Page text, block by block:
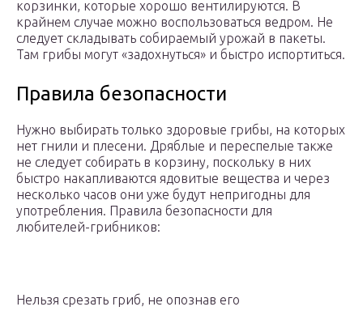
корзинки, которые хорошо вентилируются. В
крайнем случае можно воспользоваться ведром. Не
следует складывать собираемый урожай в пакеты.
Там грибы могут «задохнуться» и быстро испортиться.
Правила безопасности
Нужно выбирать только здоровые грибы, на которых
нет гнили и плесени. Дряблые и переспелые также
не следует собирать в корзину, поскольку в них
быстро накапливаются ядовитые вещества и через
несколько часов они уже будут непригодны для
употребления. Правила безопасности для
любителей-грибников:
Нельзя срезать гриб, не опознав его